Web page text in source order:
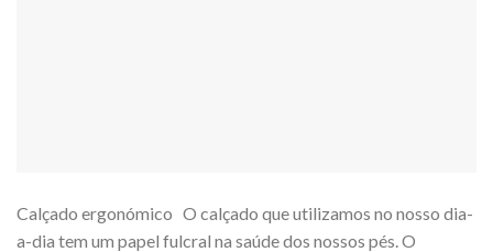
Calçado ergonómico O calçado que utilizamos no nosso dia-
a-dia tem um papel fulcral na saúde dos nossos pés. O